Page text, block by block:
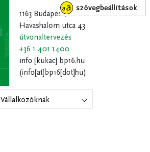
szövegbeállítások
1163 Budapest,
Havashalom utca 43.
útvonaltervezés
+36 1 401 1400
info [kukac] bp16.hu
(info[at]bp16[dot]hu)
Vállalkozóknak